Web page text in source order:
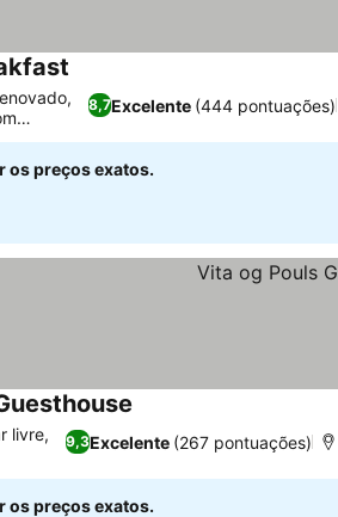
8,7Excelente (444 pontuações)
os preços exatos.
9,3Excelente (267 pontuações)
livre,
os preços exatos.